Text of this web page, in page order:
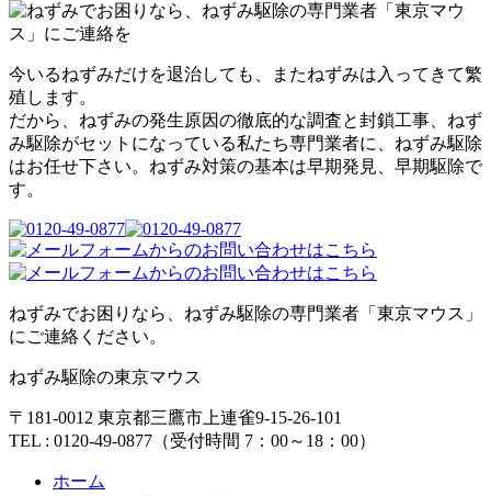
今いるねずみだけを退治しても、またねずみは入ってきて繁
殖します。
だから、ねずみの発生原因の徹底的な調査と封鎖工事、ねず
み駆除がセットになっている私たち専門業者に、ねずみ駆除
はお任せ下さい。ねずみ対策の基本は早期発見、早期駆除で
す。
ねずみでお困りなら、ねずみ駆除の専門業者「東京マウス」
にご連絡ください。
ねずみ駆除の東京マウス
〒181-0012 東京都三鷹市上連雀9-15-26-101
TEL : 0120-49-0877（受付時間 7：00～18：00）
ホーム